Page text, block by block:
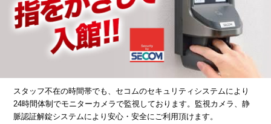
スタッフ不在の時間帯でも、セコムのセキュリティシステムにより
24時間体制でモニターカメラで監視しております。監視カメラ、静
脈認証解錠システムにより安心・安全にご利用頂けます。